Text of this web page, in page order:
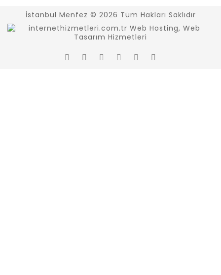
İstanbul Menfez © 2026 Tüm Hakları Saklıdır